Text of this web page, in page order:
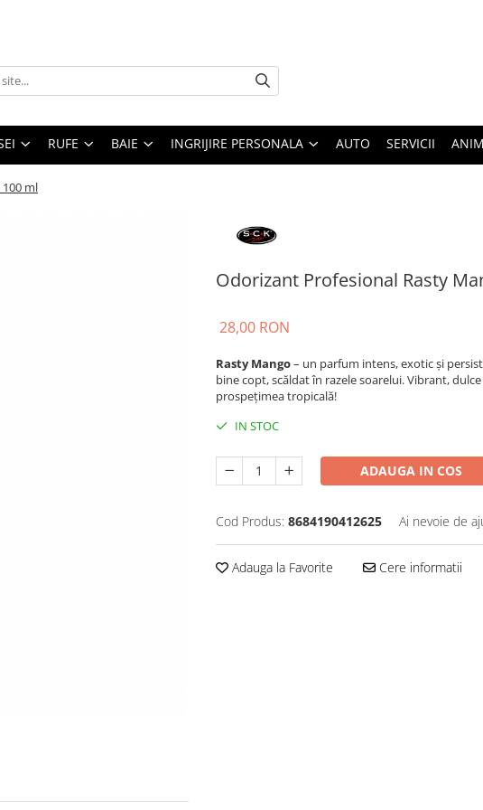
RUFE BAIE INGRIJIRE PERSONALA AUTO SERVICII
ml
Odorizant Profesional Rasty
28,00 RON
Rasty Mango– un parfum intens, exotic și
bine copt, scăldat în razele soarelui. Vibrant,
prospețimea tropicală!
IN STOC
ADAUGA IN COS
Cod Produs: 8684190412625 Ai nevoie de
Adauga la Favorite Cere informatii